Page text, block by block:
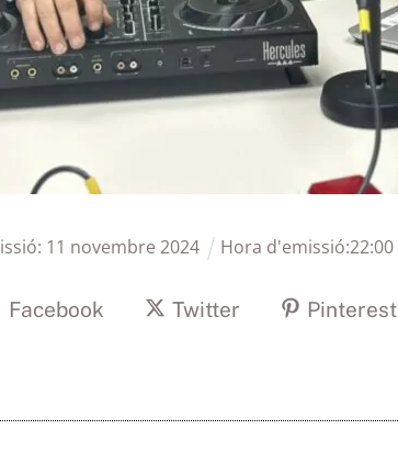
11 novembre 2024 Hora d'emissió:22:00
Facebook Twitter Pinterest